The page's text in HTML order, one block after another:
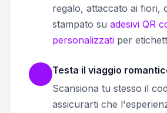
regalo, attaccato ai fiori,
stampato su adesivi QR
personalizzati per
Testa il viaggio
Scansiona tu stesso il
assicurarti che